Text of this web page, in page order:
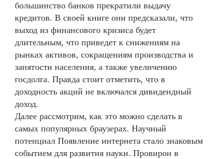
большинство банков прекратили выдачу
кредитов. В своей книге они предсказали, что
выход из финансового кризиса будет
длительным, что приведет к снижениям на
рынках активов, сокращениям производства и
занятости населения, а также увеличению
госдолга. Правда стоит отметить, что в
доходность акций не включался дивидендный
доход.
Далее рассмотрим, как это можно сделать в
самых популярных браузерах. Научный
потенциал Появление интернета стало знаковым
событием для развития науки. Провирон в